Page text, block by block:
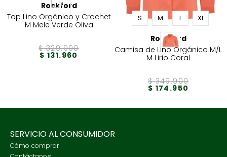
Rockford
Top Lino Orgánico y Crochet
M Mele Verde Oliva
$ 329.900
$ 131.960
S M L XL
Rockford
Camisa de Lino Orgánico M/L
M Lirio Coral
$ 349.900
$ 174 .950
SERVICIO AL CONSUMIDOR
Cómo comprar